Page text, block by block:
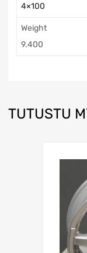
4×100
Weight
9.400
TUTUSTU